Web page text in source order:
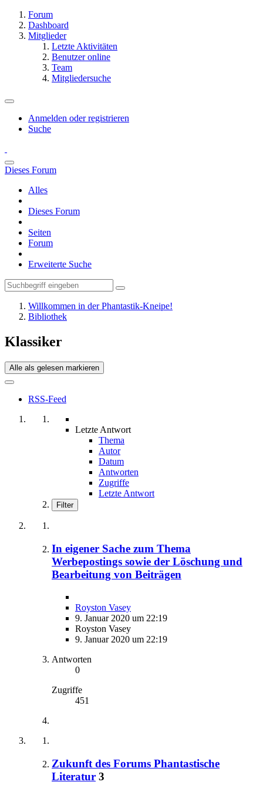
Forum
Dashboard
Mitglieder
Letzte Aktivitäten
Benutzer online
Team
Mitgliedersuche
Anmelden oder registrieren
Suche
Dieses Forum
Alles
Dieses Forum
Seiten
Forum
Erweiterte Suche
Willkommen in der Phantastik-Kneipe!
Bibliothek
Klassiker
Alle als gelesen markieren
RSS-Feed
Letzte Antwort
Thema
Autor
Datum
Antworten
Zugriffe
Letzte Antwort
Filter
In eigener Sache zum Thema
Werbepostings sowie der Löschung und
Bearbeitung von Beiträgen
Royston Vasey
9. Januar 2020 um 22:19
Royston Vasey
9. Januar 2020 um 22:19
Antworten
0
Zugriffe
451
Zukunft des Forums Phantastische
Literatur 3